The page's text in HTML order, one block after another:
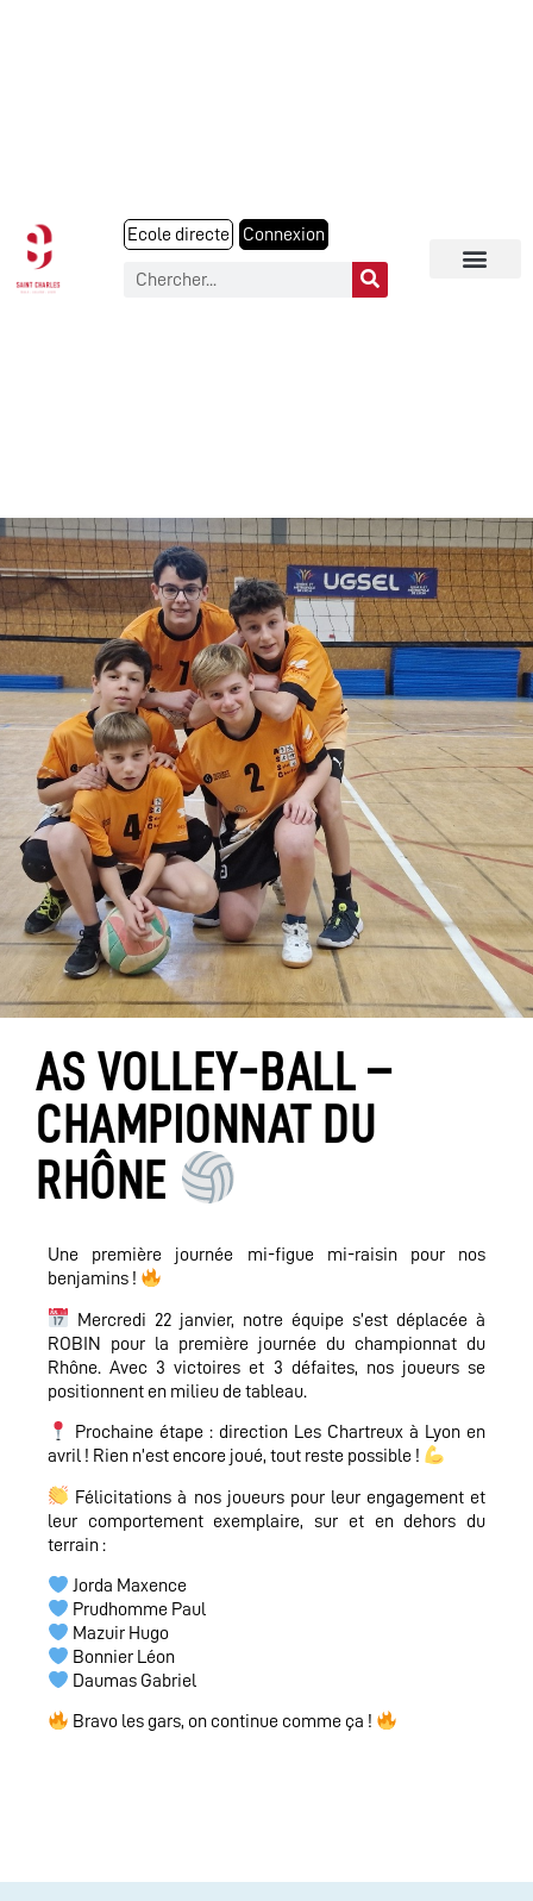
Ecole directe Connexion
AS VOLLEY-BALL –
CHAMPIONNAT DU
RHÔNE
Une première journée mi-figue mi-raisin pour nos
benjamins !
Mercredi 22 janvier, notre équipe s’est déplacée à
ROBIN pour la première journée du championnat du
Rhône. Avec 3 victoires et 3 défaites, nos joueurs se
positionnent en milieu de tableau.
Prochaine étape : direction Les Chartreux à Lyon en
avril ! Rien n’est encore joué, tout reste possible !
Félicitations à nos joueurs pour leur engagement et
leur comportement exemplaire, sur et en dehors du
terrain :
Jorda Maxence
Prudhomme Paul
Mazuir Hugo
Bonnier Léon
Daumas Gabriel
Bravo les gars, on continue comme ça !